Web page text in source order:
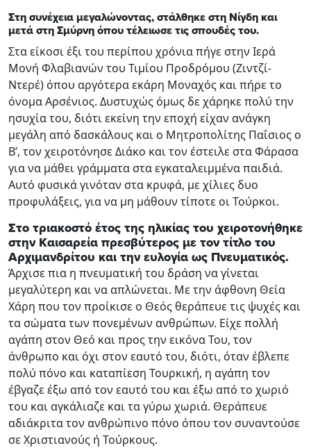
Στη συνέχεια μεγαλώνοντας, στάλθηκε στη Νίγδη και
μετά στη Σμύρνη όπου τέλειωσε τις σπουδές του.
Στα είκοσι έξι του περίπου χρόνια πήγε στην Ιερά
Μονή Φλαβιανών του Τιμίου Προδρόμου (Ζιντζί-
Ντερέ) όπου αργότερα εκάρη Μοναχός και πήρε το
όνομα Αρσένιος. Δυστυχώς όμως δε χάρηκε πολύ την
ησυχία του, διότι εκείνη την εποχή είχαν ανάγκη
μεγάλη από δασκάλους και ο Μητροπολίτης Παΐσιος ο
Β’, τον χειροτόνησε Διάκο και τον έστειλε στα Φάρασα
για να μάθει γράμματα στα εγκαταλειμμένα παιδιά.
Αυτό φυσικά γινόταν στα κρυφά, με χίλιες δυο
προφυλάξεις, για να μη μάθουν τίποτε οι Τούρκοι.
Στο τριακοστό έτος της ηλικίας του χειροτονήθηκε
στην Καισαρεία πρεσβύτερος με τον τίτλο του
Αρχιμανδρίτου και την ευλογία ως Πνευματικός.
Άρχισε πια η πνευματική του δράση να γίνεται
μεγαλύτερη και να απλώνεται. Με την άφθονη Θεία
Χάρη που τον προίκισε ο Θεός θεράπευε τις ψυχές και
τα σώματα των πονεμένων ανθρώπων. Είχε πολλή
αγάπη στον Θεό και προς την εικόνα Του, τον
άνθρωπο και όχι στον εαυτό του, διότι, όταν έβλεπε
πολύ πόνο και καταπίεση Τουρκική, η αγάπη τον
έβγαζε έξω από τον εαυτό του και έξω από το χωριό
του και αγκάλιαζε και τα γύρω χωριά. Θεράπευε
αδιάκριτα τον ανθρώπινο πόνο όπου τον συναντούσε
σε Χριστιανούς ή Τούρκους.